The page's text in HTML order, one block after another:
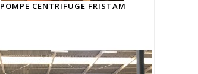
POMPE CENTRIFUGE FRISTAM